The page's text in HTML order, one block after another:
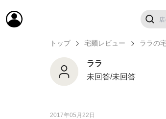
トップ 宅麺レビュー ララの
ララ
未回答/未回答
2017年05月22日